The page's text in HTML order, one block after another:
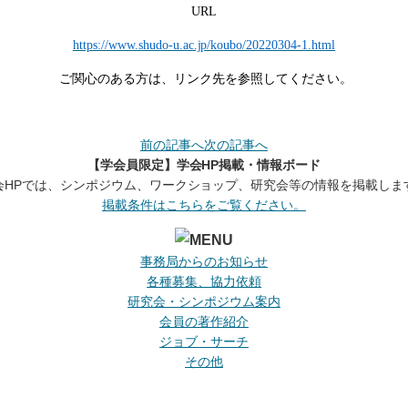
URL
https://www.shudo-u.ac.jp/koubo/20220304-1.html
ご関心のある方は、リンク先を参照してください。
前の記事へ次の記事へ
【学会員限定】学会HP掲載・情報ボード
HPでは、シンポジウム、ワークショップ、研究会等の情報を掲載しま
掲載条件はこちらをご覧ください。
事務局からのお知らせ
各種募集、協力依頼
研究会・シンポジウム案内
会員の著作紹介
ジョブ・サーチ
その他